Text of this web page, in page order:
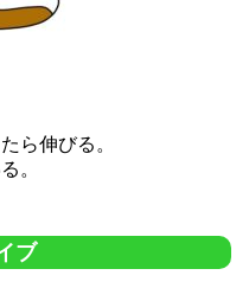
ら伸びる。
。
ブ